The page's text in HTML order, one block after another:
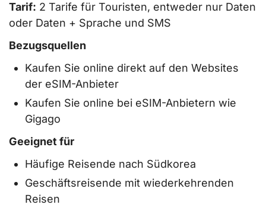
Tarif: 2 Tarife für Touristen, entweder nur Daten
oder Daten + Sprache und SMS
Bezugsquellen
Kaufen Sie online direkt auf den Websites
der eSIM-Anbieter
Kaufen Sie online bei eSIM-Anbietern wie
Gigago
Geeignet für
Häufige Reisende nach Südkorea
Geschäftsreisende mit wiederkehrenden
Reisen